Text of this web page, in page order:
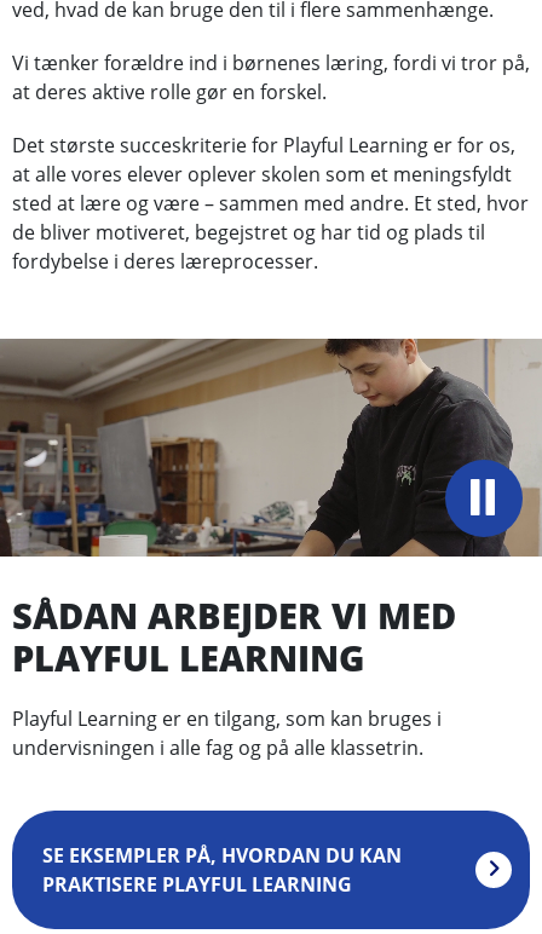
ved, hvad de kan bruge den til i flere sammenhænge.
Vi tænker forældre ind i børnenes læring, fordi vi tror på,
at deres aktive rolle gør en forskel.
Det største succeskriterie for Playful Learning er for os,
at alle vores elever oplever skolen som et meningsfyldt
sted at lære og være – sammen med andre. Et sted, hvor
de bliver motiveret, begejstret og har tid og plads til
fordybelse i deres læreprocesser.
SÅDAN ARBEJDER VI MED
PLAYFUL LEARNING
Playful Learning er en tilgang, som kan bruges i
undervisningen i alle fag og på alle klassetrin.
SE EKSEMPLER PÅ, HVORDAN DU KAN
PRAKTISERE PLAYFUL LEARNING